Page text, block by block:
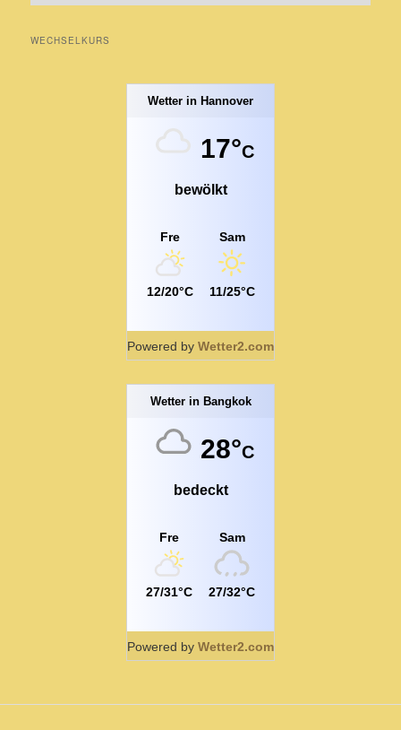
WECHSELKURS
Wetter in Hannover
17°C
bewölkt
Fre
12/20°C
Sam
11/25°C
Powered by Wetter2.com
Wetter in Bangkok
28°C
bedeckt
Fre
27/31°C
Sam
27/32°C
Powered by Wetter2.com